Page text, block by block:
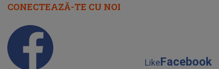
CONECTEAZĂ-TE CU NOI
LikeFacebook